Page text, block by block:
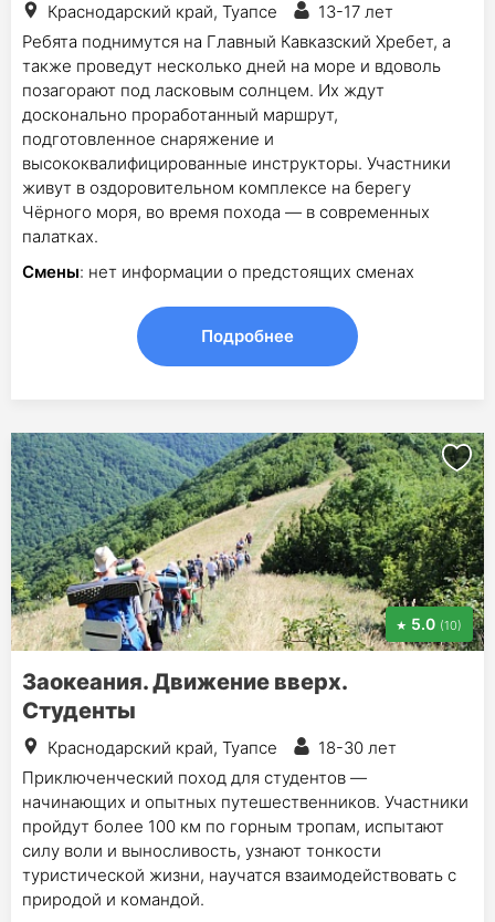
Краснодарский край, Туапсе
13-17 лет
Ребята поднимутся на Главный Кавказский Хребет, а
также проведут несколько дней на море и вдоволь
позагорают под ласковым солнцем. Их ждут
досконально проработанный маршрут,
подготовленное снаряжение и
высококвалифицированные инструкторы. Участники
живут в оздоровительном комплексе на берегу
Чёрного моря, во время похода — в современных
палатках.
Смены: нет информации о предстоящих сменах
Подробнее
5.0 (10)
Заокеания. Движение вверх.
Студенты
Краснодарский край, Туапсе
18-30 лет
Приключенческий поход для студентов —
начинающих и опытных путешественников. Участники
пройдут более 100 км по горным тропам, испытают
силу воли и выносливость, узнают тонкости
туристической жизни, научатся взаимодействовать с
природой и командой.